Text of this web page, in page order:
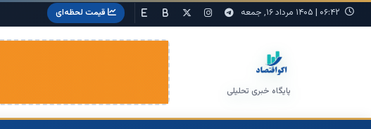
۰۶:۴۲ | ۱۴۰۵ مرداد ۱۶, جمعه قیمت لحظه‌ای
پایگاه خبری تحلیلی